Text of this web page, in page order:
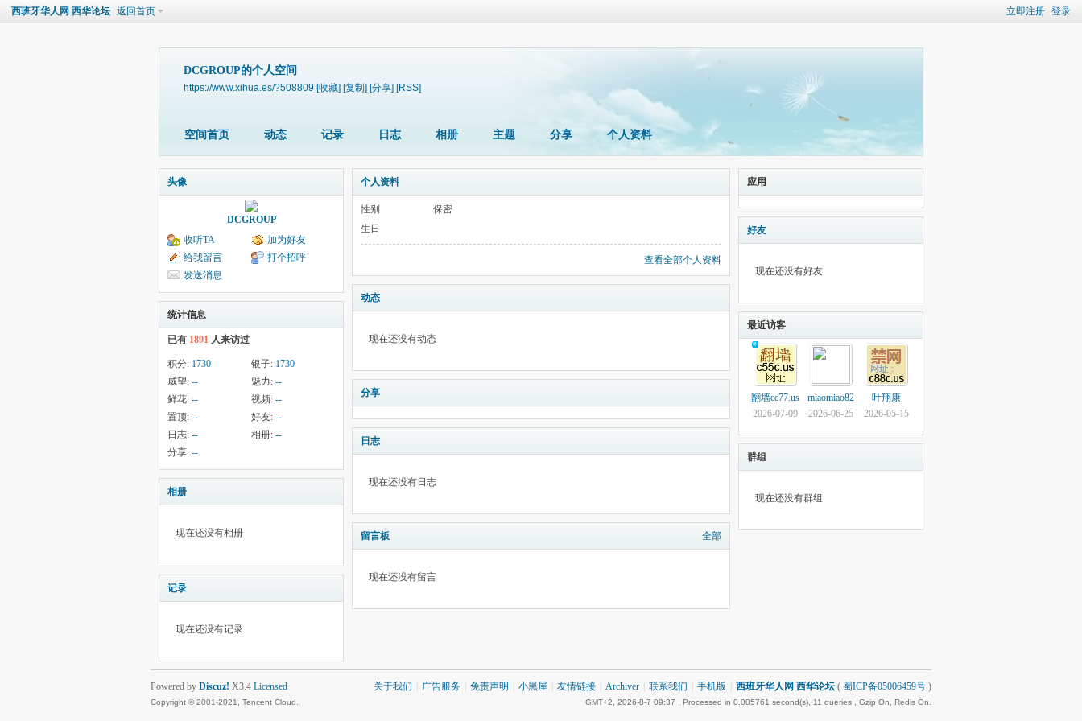
立即注册 登录
西班牙华人网 西华论坛 返回首页
DCGROUP的个人空间
https://www.xihua.es/?508809 [收藏] [复制] [分享] [RSS]
空间首页 动态 记录 日志 相册 主题 分享 个人资料
头像
DCGROUP
收听TA
加为好友
给我留言
打个招呼
发送消息
统计信息
已有 1891 人来访过
积分: 1730 银子: 1730
威望: -- 魅力: --
鲜花: -- 视频: --
置顶: -- 好友: --
日志: -- 相册: --
分享: --
相册
现在还没有相册
记录
现在还没有记录
个人资料
性别
保密
生日
查看全部个人资料
动态
现在还没有动态
分享
日志
现在还没有日志
留言板 全部
现在还没有留言
应用
好友
现在还没有好友
最近访客
翻墙cc77.us
2026-07-09
miaomiao82
2026-06-25
叶翔康
2026-05-15
群组
现在还没有群组
关于我们 广告服务 免责声明 小黑屋 友情链接 Archiver 联系我们 手机版 西班牙华人网 西华论坛 ( 蜀ICP备05006459号 )
GMT+2, 2026-8-7 09:37 , Processed in 0.005761 second(s), 11 queries , Gzip On, Redis On.
Powered by Discuz! X3.4 Licensed
Copyright © 2001-2021, Tencent Cloud.